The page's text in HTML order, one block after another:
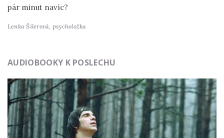
pár minut navíc?
Lenka Šilerová, psycholožka
AUDIOBOOKY K POSLECHU